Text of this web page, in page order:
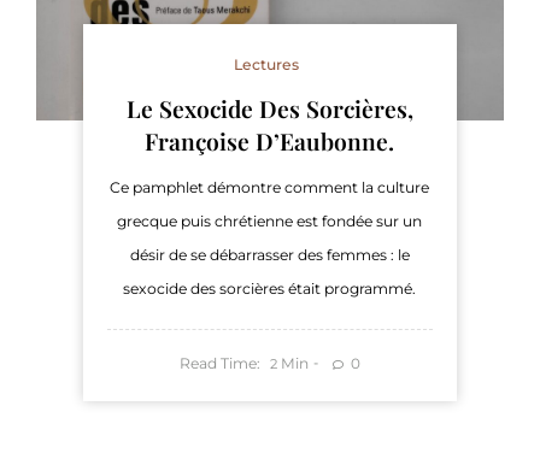
Lectures
Le Sexocide Des Sorcières,
Françoise D’Eaubonne.
Ce pamphlet démontre comment la culture
grecque puis chrétienne est fondée sur un
désir de se débarrasser des femmes : le
sexocide des sorcières était programmé.
Read Time: 2 Min 0